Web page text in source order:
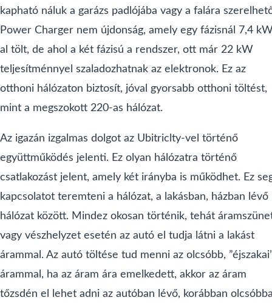
kapható náluk a garázs padlójába vagy a falára
Power Charger nem újdonság, amely egy fázisnál 7,4
al tölt, de ahol a két fázisú a rendszer, ott már 22 kW
teljesítménnyel szaladozhatnak az elektronok. Ez az
otthoni hálózaton biztosít, jóval gyorsabb otthoni töltést,
mint a megszokott 220-as hálózat.
Az igazán izgalmas dolgot az Ubitriclty-vel történő
együttműködés jelenti. Ez olyan hálózatra történő
csatlakozást jelent, amely két irányba is működhet. Ez
kapcsolatot teremteni a hálózat, a lakásban, házban lévő
hálózat között. Mindez okosan történik, tehát
vagy vészhelyzet esetén az autó el tudja látni a lakást
árammal. Az autó töltése tud menni az olcsóbb,
árammal, ha az áram ára emelkedett, akkor az áram
tőzsdén el lehet adni az autóban lévő, korábban